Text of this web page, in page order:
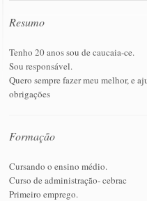
Resumo
Tenho 20 anos sou de caucaia-ce.
Sou responsável.
Quero sempre fazer meu melhor, e
obrigações
Formação
Cursando o ensino médio.
Curso de administração- cebrac
Primeiro emprego.